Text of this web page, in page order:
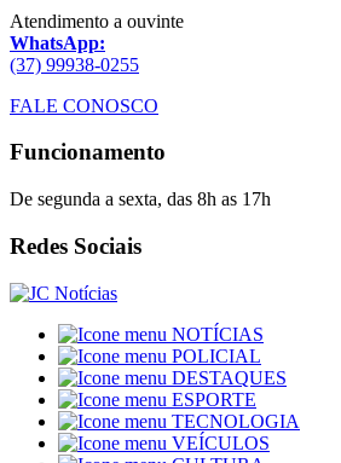
Atendimento a ouvinte
WhatsApp:
(37) 99938-0255
FALE CONOSCO
Funcionamento
De segunda a sexta, das 8h as 17h
Redes Sociais
NOTÍCIAS
POLICIAL
DESTAQUES
ESPORTE
TECNOLOGIA
VEÍCULOS